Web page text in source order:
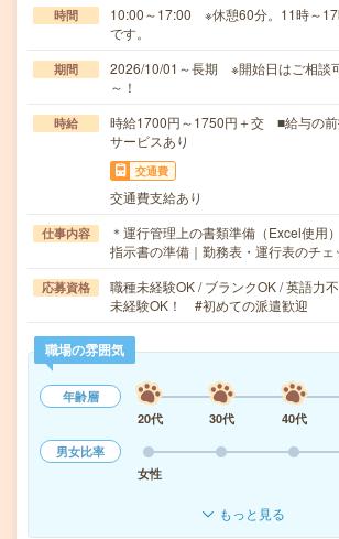
時間
10:00～17:00 ※休憩60分。11時～17
です。
期間
2026/10/01～長期 ※開始日はご相談
～！
時給
時給1700円～1750円＋交 ■給与の
サービスあり
交通費
交通費支給あり
仕事内容
＊運行管理上の書類準備（Excel使用
指示書の準備｜勤務表・運行表のチ
応募資格
職種未経験OK / ブランクOK / 英語力
未経験OK！ #初めての派遣歓迎
職場の雰囲気
年齢層
20代
30代 40代
男女比率
女性
もっと見る